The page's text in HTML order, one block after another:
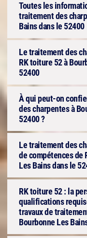
Toutes les
traitement des
Bains dans le 52400
Le traitement des
RK toiture 52 à
52400
À qui peut-on
des charpentes à
52400 ?
Le traitement des
de compétences de
Les Bains dans le
RK toiture 52 : la
qualifications
travaux de
Bourbonne Les